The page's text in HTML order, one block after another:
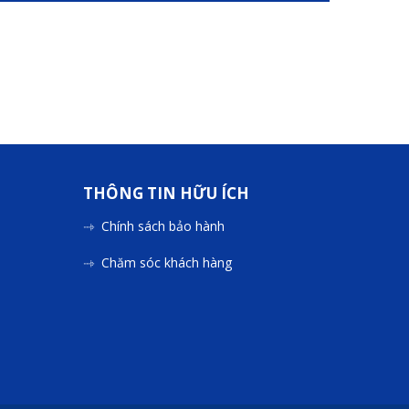
THÔNG TIN HỮU ÍCH
Chính sách bảo hành
Chăm sóc khách hàng